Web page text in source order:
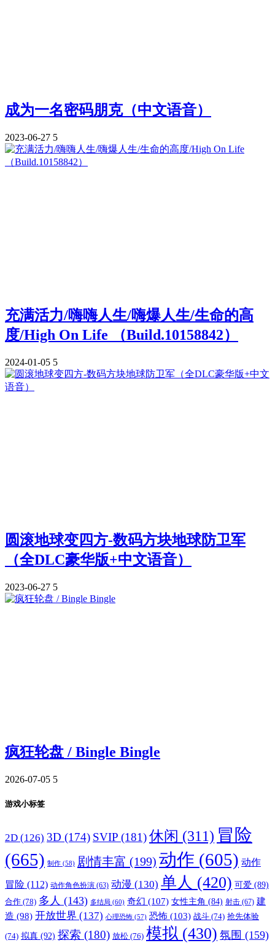
成为一名密码朋克（中文语音）
2023-06-27 5
充满活力/嗨嗨人生/嗨爆人生/生命的高
度/High On Life （Build.10158842）
2024-01-05 5
圆滚地球变四方-数码方块地球防卫军
（全DLC豪华版+中文语音）
2023-06-27 5
疯狂轮盘 / Bingle Bingle
2026-07-05 5
游戏小标签
2D (126) 3D (174) SVIP (181)休闲 (311) 冒险
(665) 制作 (58) 剧情丰富 (199) 动作 (605) 动作
冒险 (112) 动作角色扮演 (63) 动漫 (130) 单人 (420) 可爱 (89)
合作 (78) 多人 (143) 多结局 (60) 奇幻 (107) 女性主角 (84) 射击 (67) 建
造 (98) 开放世界 (137) 心理恐怖 (57) 恐怖 (103) 战斗 (74) 抢先体验
(74) 拟真 (92) 探索 (180) 放松 (76) 模拟 (430) 氛围 (159)